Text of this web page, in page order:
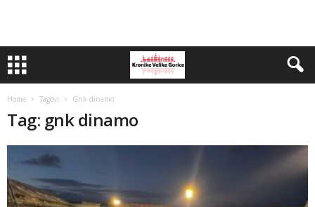
Home Tagovi Gnk dinamo
Tag: gnk dinamo